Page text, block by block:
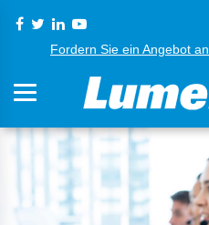
Fordern Sie ein Angebot an